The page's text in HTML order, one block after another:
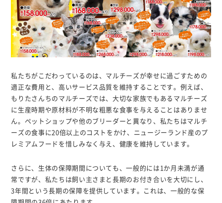
私たちがこだわっているのは、マルチーズが幸せに過ごすための
適正な費用と、高いサービス品質を維持することです。例えば、
もりたさんちのマルチーズでは、大切な家族でもあるマルチーズ
に生産時期や原材料が不明な粗悪な食事を与えることはありませ
ん。ペットショップや他のブリーダーと異なり、私たちはマルチ
ーズの食事に20倍以上のコストをかけ、ニュージーランド産のプ
レミアムフードを惜しみなく与え、健康を維持しています。
さらに、生体の保障期間についても、一般的には1か月未満が通
常ですが、私たちは飼い主さまと長期のお付き合いを大切にし、
3年間という長期の保障を提供しています。これは、一般的な保